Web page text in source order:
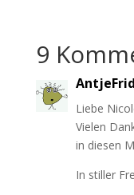
9
Liebe
Vielen
in diesen
In stiller